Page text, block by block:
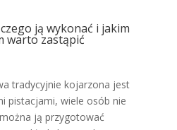
ją wykonać i jakim
warto zastąpić
tradycyjnie kojarzona jest
pistacjami, wiele osób nie
ją przygotować